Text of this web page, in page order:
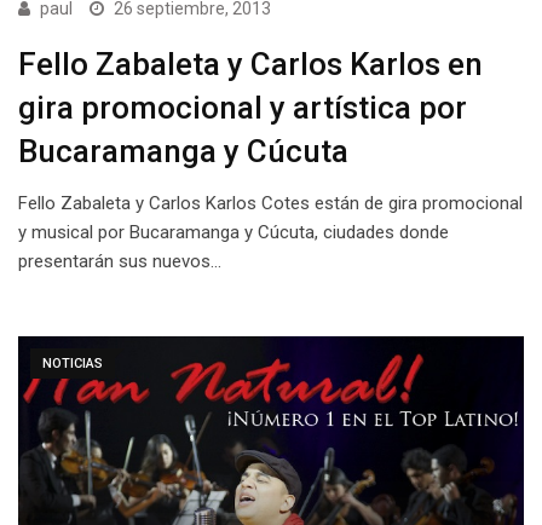
paul 26 septiembre, 2013
Fello Zabaleta y Carlos Karlos en
gira promocional y artística por
Bucaramanga y Cúcuta
Fello Zabaleta y Carlos Karlos Cotes están de gira promocional
y musical por Bucaramanga y Cúcuta, ciudades donde
presentarán sus nuevos…
NOTICIAS